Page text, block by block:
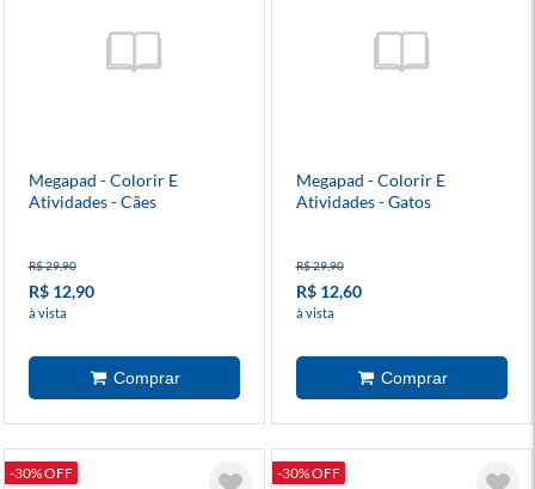
Megapad - Colorir E
Atividades - Cães
R$ 29,90
R$ 12,90
à vista
Megapad - Colorir E
Atividades - Gatos
R$ 29,90
R$ 12,60
à vista
-30% OFF -30% OFF